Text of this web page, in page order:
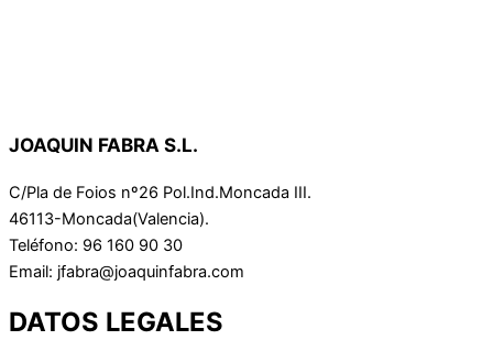
JOAQUIN FABRA S.L.
C/Pla de Foios nº26 Pol.Ind.Moncada III.
46113-Moncada(Valencia).
Teléfono: 96 160 90 30
Email: jfabra@joaquinfabra.com
DATOS LEGALES